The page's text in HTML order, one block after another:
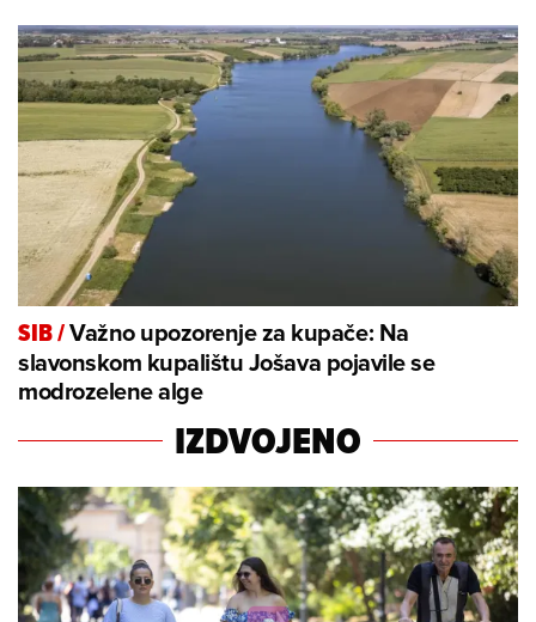
SIB/Važno upozorenje za kupače: Na
slavonskom kupalištu Jošava pojavile se
modrozelene alge
IZDVOJENO